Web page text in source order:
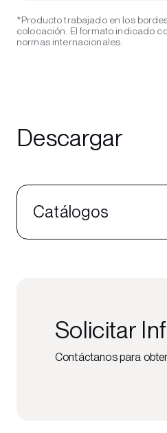
*Producto trabajado en los
colocación. El formato indicado
normas internacionales.
Descargar
Catálogos
Solicitar
Contáctanos para